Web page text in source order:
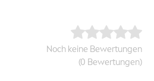
Noch keine Bewertungen
(0 Bewertungen)